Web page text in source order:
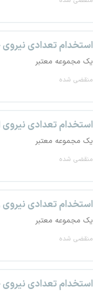
استخدام تعدادی نیروی
یک مجموعه معتبر
منقضی شده
استخدام تعدادی نیروی
یک مجموعه معتبر
منقضی شده
استخدام تعدادی نیروی
یک مجموعه معتبر
منقضی شده
استخدام تعدادی نیروی